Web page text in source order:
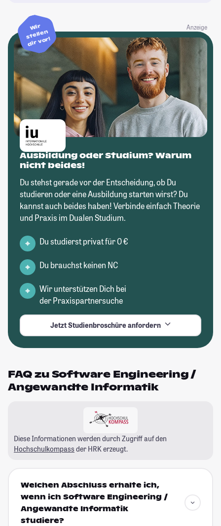
Anzeige
Wir
stellen
dir vor!
Ausbildung oder Studium? Warum
nicht beides!
Du stehst gerade vor der Entscheidung, ob Du
studieren oder eine Ausbildung starten wirst? Du
kannst auch beides haben! Verbinde einfach Theorie
und Praxis im Dualen Studium.
Du studierst privat für 0 €
Du brauchst keinen NC
Wir unterstützen Dich bei
der Praxispartnersuche
Jetzt Studienbroschüre anfordern
FAQ zu Software Engineering /
Angewandte Informatik
Diese Informationen werden durch Zugriff auf den
Hochschulkompass der HRK erzeugt.
Welchen Abschluss erhalte ich,
wenn ich Software Engineering /
Angewandte Informatik
studiere?